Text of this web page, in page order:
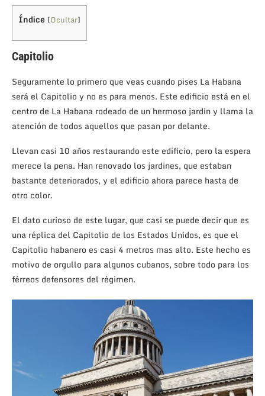
Índice [Ocultar]
Capitolio
Seguramente lo primero que veas cuando pises La Habana
será el Capitolio y no es para menos. Este edificio está en el
centro de La Habana rodeado de un hermoso jardín y llama la
atención de todos aquellos que pasan por delante.
Llevan casi 10 años restaurando este edificio, pero la espera
merece la pena. Han renovado los jardines, que estaban
bastante deteriorados, y el edificio ahora parece hasta de
otro color.
El dato curioso de este lugar, que casi se puede decir que es
una réplica del Capitolio de los Estados Unidos, es que el
Capitolio habanero es casi 4 metros mas alto. Este hecho es
motivo de orgullo para algunos cubanos, sobre todo para los
férreos defensores del régimen.